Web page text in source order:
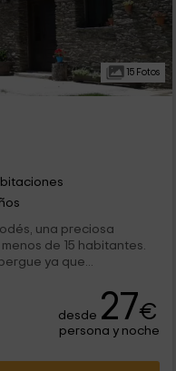
15 Fotos
una preciosa
de 15 habitantes.
ya que...
desde 27€
persona y noche